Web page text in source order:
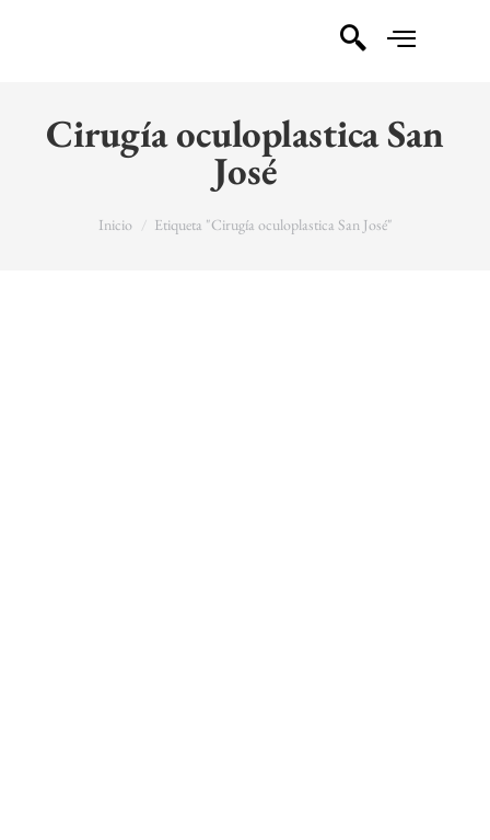
Cirugía oculoplastica San
José
You are here:
Inicio Etiqueta "Cirugía oculoplastica San José"